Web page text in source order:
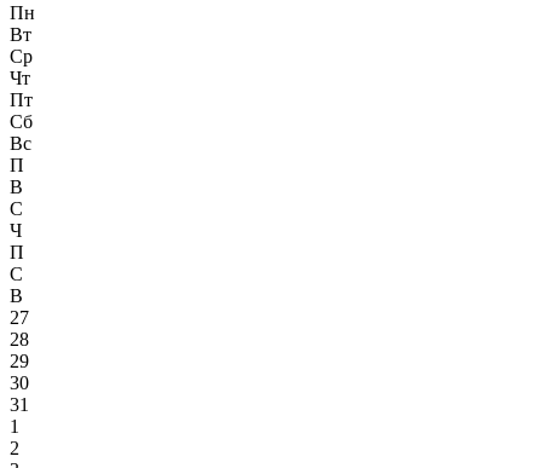
Пн
Вт
Ср
Чт
Пт
Сб
Вс
П
В
С
Ч
П
С
В
27
28
29
30
31
1
2